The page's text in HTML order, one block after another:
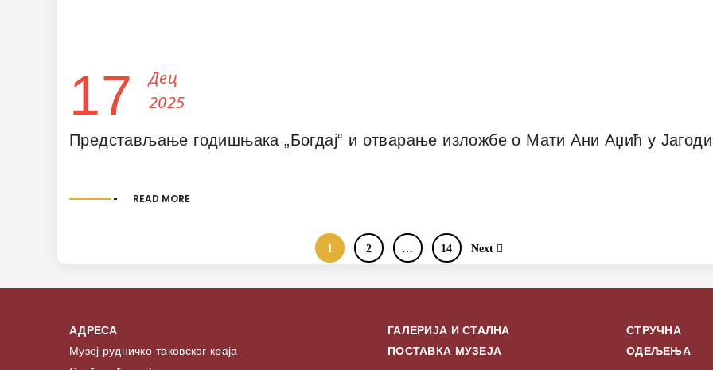
17
Дец
2025
Представљање годишњака „Богдај“ и отварање изложбе о Мати Ани Аџић у
READ MORE
1 2 … 14 Next
АДРЕСА
Музеј рудничко-таковског краја
ГАЛЕРИЈА И СТАЛНА
ПОСТАВКА МУЗЕЈА
СТРУЧНА
ОДЕЉЕЊА